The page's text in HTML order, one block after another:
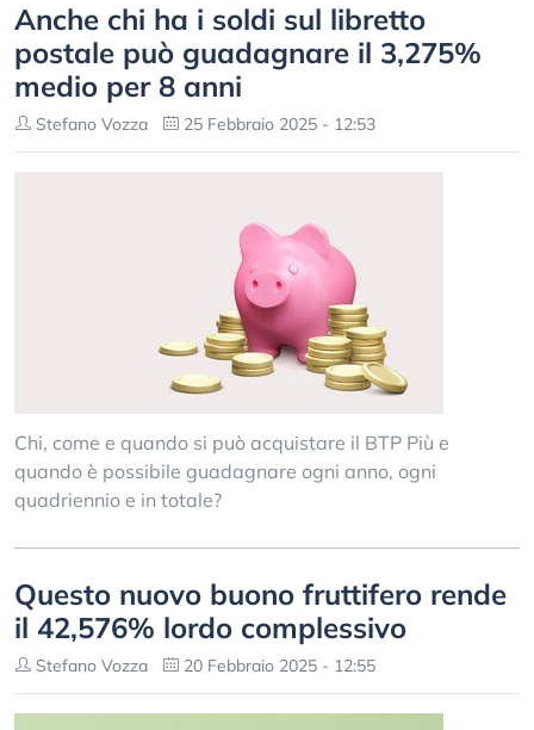
Anche chi ha i soldi sul libretto
postale può guadagnare il 3,275%
medio per 8 anni
Stefano Vozza 25 Febbraio 2025 - 12:53
Chi, come e quando si può acquistare il BTP Più e
quando è possibile guadagnare ogni anno, ogni
quadriennio e in totale?
Questo nuovo buono fruttifero rende
il 42,576% lordo complessivo
Stefano Vozza 20 Febbraio 2025 - 12:55